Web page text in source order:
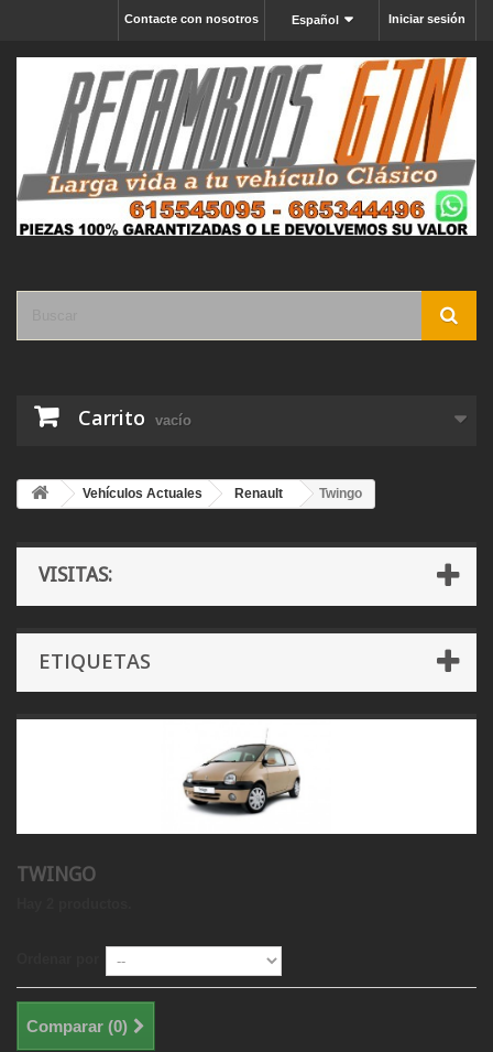
Iniciar sesión
Español
Contacte con nosotros
Carrito vacío
Vehículos Actuales Renault Twingo
VISITAS:
ETIQUETAS
TWINGO
Comparar (0)